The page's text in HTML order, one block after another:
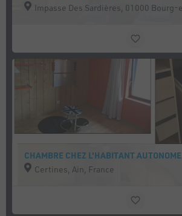
Impasse Des Sardières, 01000
CHAMBRE CHEZ L'HABITANT
Certines, Ain, France